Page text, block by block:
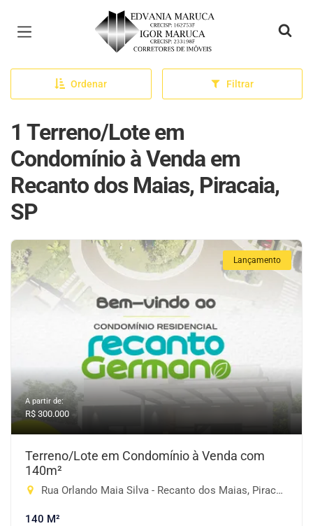
Página inicial
Ordenar Filtrar
1 Terreno/Lote em
Condomínio à Venda em
Recanto dos Maias, Piracaia,
SP
Lançamento
A partir de:
R$ 300.000
Terreno/Lote em Condomínio à Venda com
140m²
Rua Orlando Maia Silva - Recanto dos Maias, Piracaia-SP
140 M²